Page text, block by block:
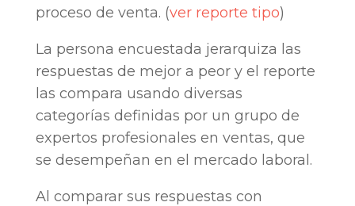
proceso de venta. (ver reporte tipo)
La persona encuestada jerarquiza las
respuestas de mejor a peor y el reporte
las compara usando diversas
categorías definidas por un grupo de
expertos profesionales en ventas, que
se desempeñan en el mercado laboral.
Al comparar sus respuestas con